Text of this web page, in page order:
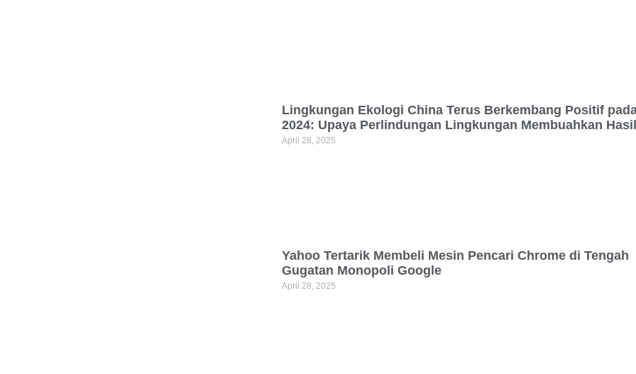
Lingkungan Ekologi China Terus Berkembang Positif
2024: Upaya Perlindungan Lingkungan Membuahkan Hasil
April 28, 2025
Yahoo Tertarik Membeli Mesin Pencari Chrome di Tengah
Gugatan Monopoli Google
April 28, 2025